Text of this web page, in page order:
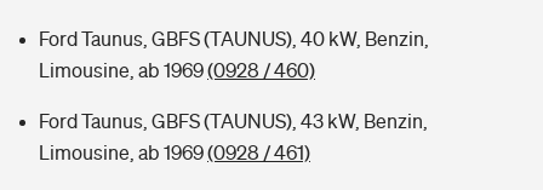
Ford Taunus, GBFS (TAUNUS), 40 kW, Benzin,
Limousine, ab 1969(0928 / 460)
Ford Taunus, GBFS (TAUNUS), 43 kW, Benzin,
Limousine, ab 1969(0928 / 461)